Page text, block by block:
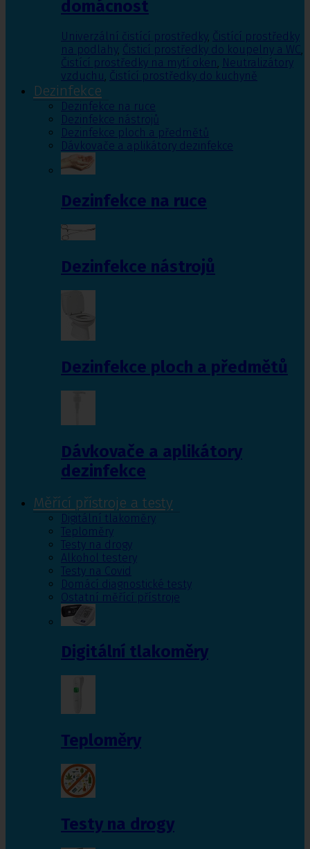
domácnost
Univerzální čistící prostředky, Čistící prostředky
na podlahy, Čisticí prostředky do koupelny a WC,
Čistící prostředky na mytí oken, Neutralizátory
vzduchu, Čistící prostředky do kuchyně
Dezinfekce
Dezinfekce na ruce
Dezinfekce nástrojů
Dezinfekce ploch a předmětů
Dávkovače a aplikátory dezinfekce
Dezinfekce na ruce
Dezinfekce nástrojů
Dezinfekce ploch a předmětů
Dávkovače a aplikátory
dezinfekce
Měřící přístroje a testy
Digitální tlakoměry
Teploměry
Testy na drogy
Alkohol testery
Testy na Covid
Domácí diagnostické testy
Ostatní měřící přístroje
Digitální tlakoměry
Teploměry
Testy na drogy